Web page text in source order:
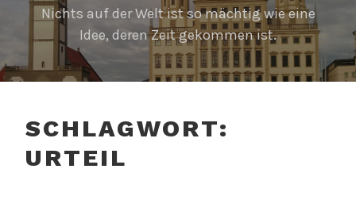
Nichts auf der Welt ist so mächtig wie eine
Idee, deren Zeit gekommen ist.
SCHLAGWORT:
URTEIL